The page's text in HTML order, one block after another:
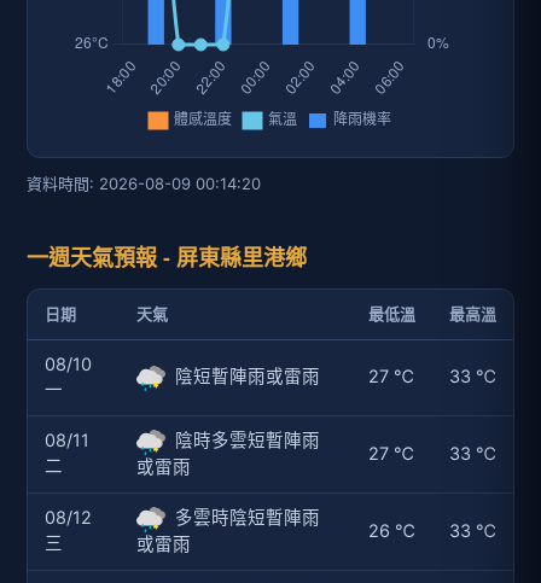
資料時間: 2026-08-09 00:14:20
一週天氣預報 - 屏東縣里港鄉
日期 天氣 最低溫 最高溫
08/10
一
陰短暫陣雨或雷雨 27 ℃ 33 ℃
08/11
二
陰時多雲短暫陣雨
或雷雨
27 ℃ 33 ℃
08/12
三
多雲時陰短暫陣雨
或雷雨
26 ℃ 33 ℃